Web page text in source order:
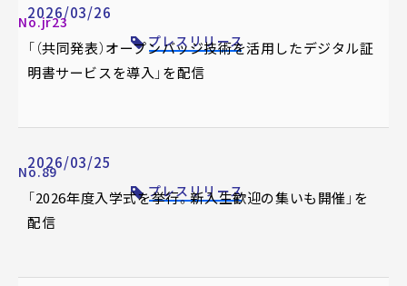
2026/03/26
No.jr23
プレスリリース
「（共同発表）オープンバッジ技術を活用したデジタル証
明書サービスを導入」を配信
2026/03/25
No.89
プレスリリース
「2026年度入学式を挙行。新入生歓迎の集いも開催」を
配信